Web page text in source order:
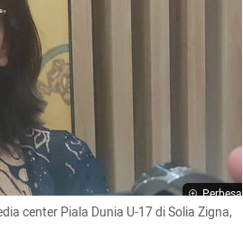
Perbesar
center Piala Dunia U-17 di Solia Zigna,